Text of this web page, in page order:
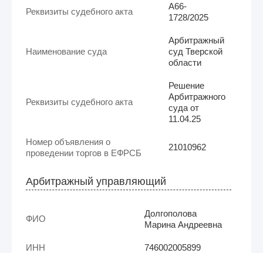
Реквизиты судебного акта
А66-
1728/2025
Наименование суда
Арбитражный
суд Тверской
области
Реквизиты судебного акта
Решение
Арбитражного
суда от
11.04.25
Номер объявления о
проведении торгов в ЕФРСБ
21010962
Арбитражный управляющий
ФИО
Долгополова
Марина Андреевна
ИНН 746002005899